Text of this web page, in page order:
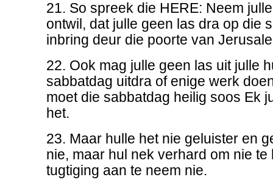
21. So spreek die HERE: Neem
ontwil, dat julle geen las dra op die
inbring deur die poorte van
22. Ook mag julle geen las uit julle
sabbatdag uitdra of enige werk
moet die sabbatdag heilig soos Ek
het.
23. Maar hulle het nie geluister en
nie, maar hul nek verhard om nie te
tugtiging aan te neem nie.